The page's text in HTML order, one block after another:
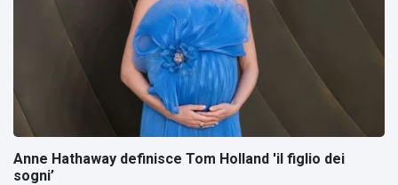
Anne Hathaway definisce Tom Holland 'il figlio dei
sogni’